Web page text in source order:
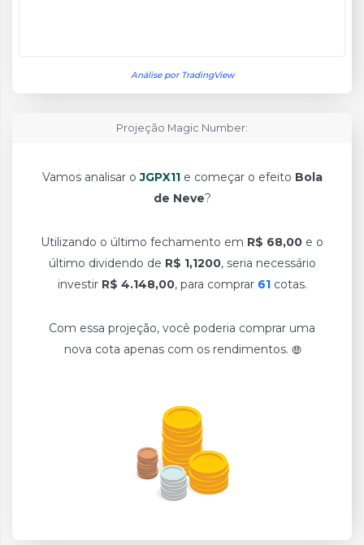
Análise por TradingView
Projeção Magic Number:
Vamos analisar oJGPX11e começar o efeito Bola
de Neve?
Utilizando o último fechamento em R$ 68,00 e o
último dividendo de R$ 1,1200, seria necessário
investir R$ 4.148,00, para comprar 61cotas.
Com essa projeção, você poderia comprar uma
nova cota apenas com os rendimentos.